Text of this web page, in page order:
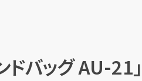
ドバッグ AU-